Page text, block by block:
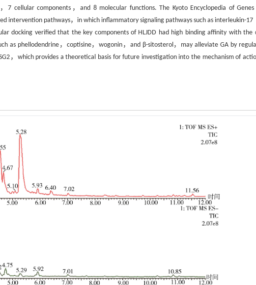
7 cellular components，and 8 molecular functions. The Kyoto Encyclopedia of Genes
intervention pathways，in which inflammatory signaling pathways such as interleukin-17
docking verified that the key components of HLJDD had high binding affinity with the
as phellodendrine，coptisine，wogonin，and β-sitosterol，may alleviate GA by
，which provides a theoretical basis for future investigation into the mechanism of